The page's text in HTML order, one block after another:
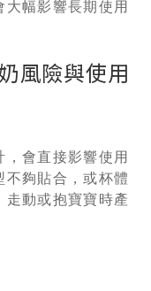
幅影響長期使用
風險與使用
會直接影響使用
不夠貼合，或杯體
走動或抱寶寶時產